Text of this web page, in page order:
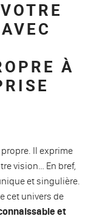
À
Il exprime
vision… En bref,
et singulière.
cet univers de
et